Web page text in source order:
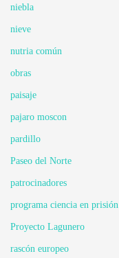
niebla
nieve
nutria común
obras
paisaje
pajaro moscon
pardillo
Paseo del Norte
patrocinadores
programa ciencia en prisión
Proyecto Lagunero
rascón europeo